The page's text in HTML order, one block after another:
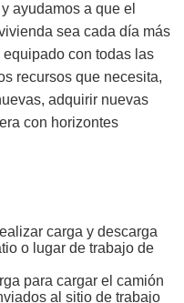
ayudamos a que el
sea cada día más
con todas las
recursos que necesita,
adquirir nuevas
con horizontes
carga y descarga
o lugar de trabajo de
para cargar el camión
al sitio de trabajo